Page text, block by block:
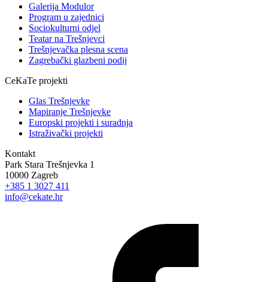
Galerija Modulor
Program u zajednici
Sociokulturni odjel
Teatar na Trešnjevci
Trešnjevačka plesna scena
Zagrebački glazbeni podij
CeKaTe projekti
Glas Trešnjevke
Mapiranje Trešnjevke
Europski projekti i suradnja
Istraživački projekti
Kontakt
Park Stara Trešnjevka 1
10000 Zagreb
+385 1 3027 411
info@cekate.hr